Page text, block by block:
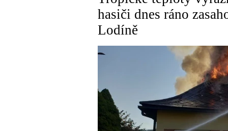
hasiči dnes ráno
Lodíně